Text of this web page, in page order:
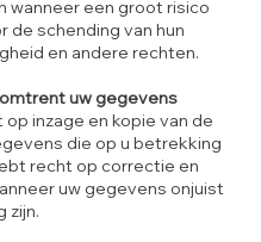
wanneer een groot risico
de schending van hun
en andere rechten.
uw gegevens
inzage en kopie van de
die op u betrekking
recht op correctie en
uw gegevens onjuist
zijn.